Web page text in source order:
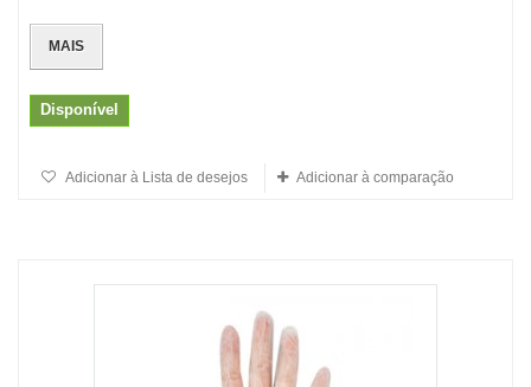
MAIS
Disponível
Adicionar à Lista de desejos Adicionar à comparação